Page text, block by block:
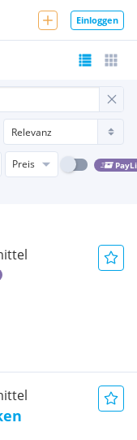
Einloggen
Preis